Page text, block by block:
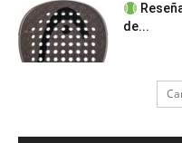
de...